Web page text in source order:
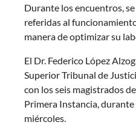
Durante los encuentros,
referidas al
manera de optimizar su
El Dr. Federico López
Superior Tribunal de
con los seis magistrados
Primera Instancia, durante
miércoles.